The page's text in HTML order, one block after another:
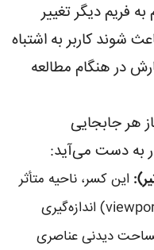
فریم دیگر تغییر
شوند کاربر به اشتباه
در هنگام مطالعه
هر جابجایی
به دست می‌آید:
این کسر، ناحیه متأثر
از جابجایی را در نمای دید (viewport) اندازه‌گیری
دیدنی عناصری